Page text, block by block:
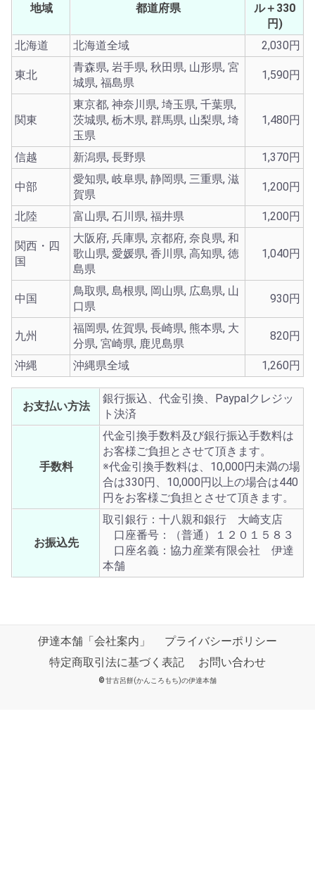
地域 都道府県
ル＋330
円)
北海道
北海道全域 2,030円
東北
青森県, 岩手県, 秋田県, 山形県, 宮
城県, 福島県
1,590円
関東
東京都, 神奈川県, 埼玉県, 千葉県,
茨城県, 栃木県, 群馬県, 山梨県, 埼
玉県
1,480円
信越 新潟県, 長野県 1,370円
中部
愛知県, 岐阜県, 静岡県, 三重県, 滋
賀県
1,200円
北陸 富山県, 石川県, 福井県 1,200円
関西・四
国
大阪府, 兵庫県, 京都府, 奈良県, 和
歌山県, 愛媛県, 香川県, 高知県, 徳
島県
1,040円
中国
鳥取県, 島根県, 岡山県, 広島県, 山
口県
930円
九州
福岡県, 佐賀県, 長崎県, 熊本県, 大
分県, 宮崎県, 鹿児島県
820円
沖縄 沖縄県全域 1,260円
お支払い方法
銀行振込、代金引換、Paypalクレジッ
ト決済
手数料
代金引換手数料及び銀行振込手数料は
お客様ご負担とさせて頂きます。
※代金引換手数料は、10,000円未満の場
合は330円、10,000円以上の場合は440
円をお客様ご負担とさせて頂きます。
お振込先
取引銀行：十八親和銀行 大崎支店
口座番号：（普通）１２０１５８３
口座名義：協力産業有限会社 伊達
本舗
伊達本舗「会社案内」
プライバシーポリシー
特定商取引法に基づく表記
お問い合わせ
©甘古呂餅(かんころもち)の伊達本舗